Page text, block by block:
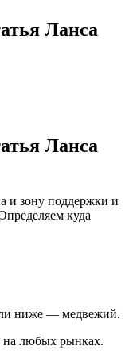
Ланса
Ланса
и зону поддержки и
куда
ниже — медвежий.
на любых рынках.